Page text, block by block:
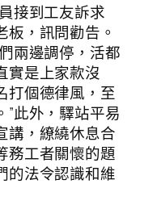
接到工友訴求
，訊問勸告。
兩邊調停，活都
實是上家款沒
打個德律風，至
此外，驛站平易
講，繚繞休息合
務工者關懷的題
的法令認識和維